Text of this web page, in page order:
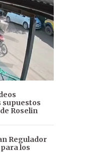
supuestos
Roselin
Regulador
los